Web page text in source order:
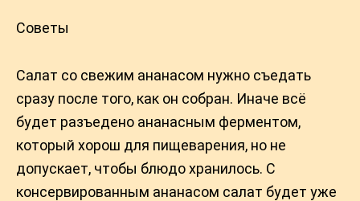
Советы
Салат со свежим ананасом нужно съедать
сразу после того, как он собран. Иначе всё
будет разъедено ананасным ферментом,
который хорош для пищеварения, но не
допускает, чтобы блюдо хранилось. С
консервированным ананасом салат будет уже